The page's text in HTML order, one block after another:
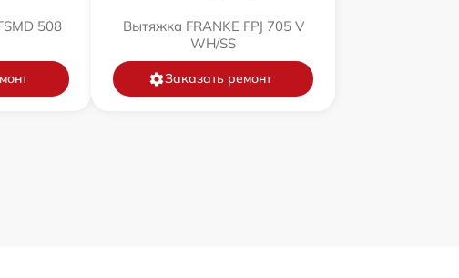
508
Вытяжка FRANKE FPJ 705 V
WH/SS
Заказать ремонт